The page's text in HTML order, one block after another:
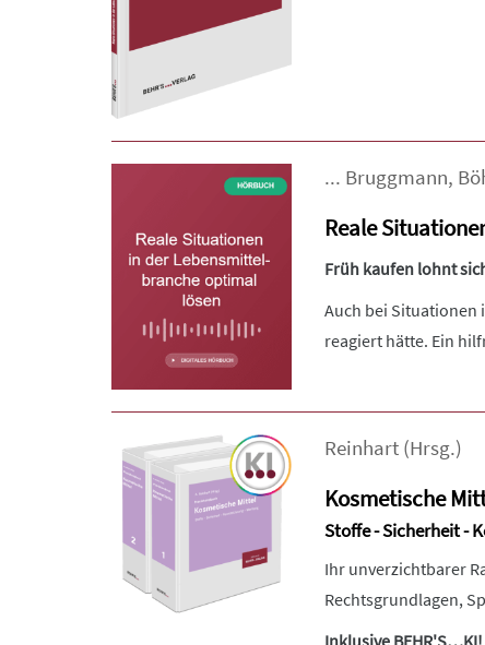
... Bruggmann,
Reale
Früh kaufen lohnt
Auch bei Situationen
reagiert hätte. Ein
Reinhart (Hrsg.)
Kosmetische
Stoffe - Sicherheit -
Ihr unverzichtbarer
Rechtsgrundlagen,
Inklusive BEHR'S…KI!